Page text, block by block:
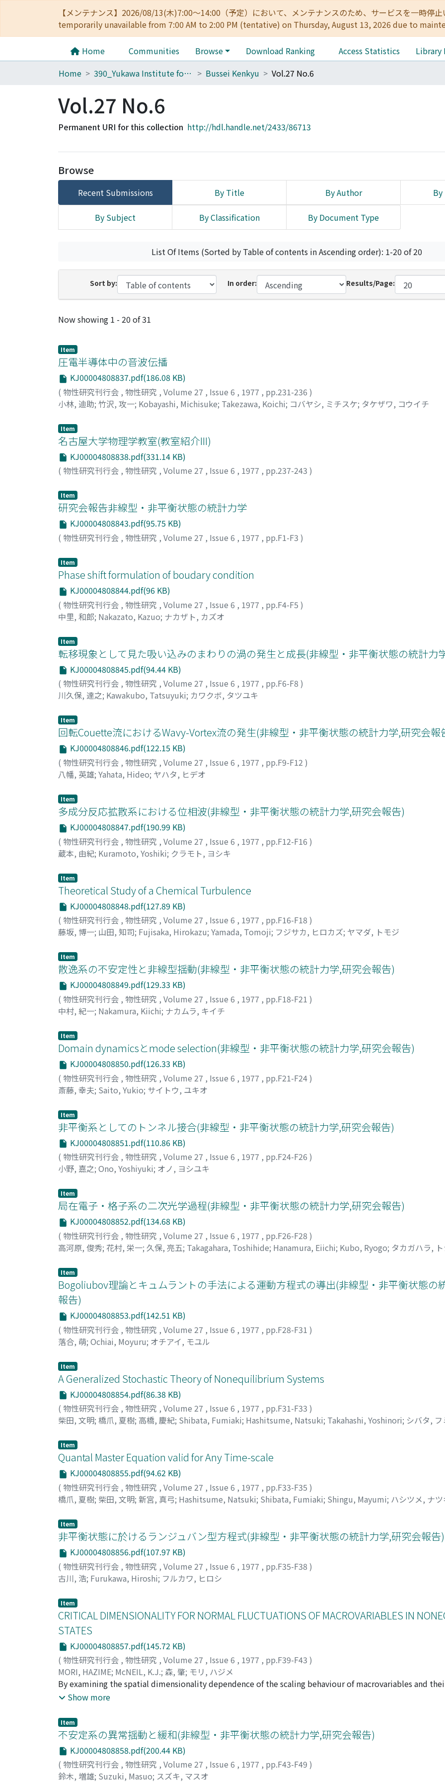
【メンテナンス】2026/08/13(木)7:00～14:00（予定）において、メンテナンスのため、サービスを一時
temporarily unavailable from 7:00 AM to 2:00 PM (tentative) on Thursday, August 13, 2026 due to
Home Communities Browse Download Ranking Access Statistics
Library
Home
390_Yukawa Institute for Theoretical Physics Bussei Kenkyu Vol.27 No.6
Vol.27 No.6
Permanent URI for this collection http://hdl.handle.net/2433/86713
Browse
Recent Submissions By Title By Author By
By Subject By Classification By Document Type
List Of Items (Sorted by Table of contents in Ascending order): 1-20 of 20
Sort by: In order: Results/Page:
Recent Submissions
Now showing 1 - 20 of 31
Item
圧電半導体中の音波伝播
KJ00004808837.pdf(186.08 KB)
( 物性研究刊行会 , 物性研究 , Volume 27 , Issue 6 , 1977 , pp.231-236 )
小林, 迪助; 竹沢, 攻一; Kobayashi, Michisuke; Takezawa, Koichi; コバヤシ, ミチスケ; タケザワ, コウイチ
Item
名古屋大学物理学教室(教室紹介III)
KJ00004808838.pdf(331.14 KB)
( 物性研究刊行会 , 物性研究 , Volume 27 , Issue 6 , 1977 , pp.237-243 )
Item
研究会報告非線型・非平衡状態の統計力学
KJ00004808843.pdf(95.75 KB)
( 物性研究刊行会 , 物性研究 , Volume 27 , Issue 6 , 1977 , pp.F1-F3 )
Item
Phase shift formulation of boudary condition
KJ00004808844.pdf(96 KB)
( 物性研究刊行会 , 物性研究 , Volume 27 , Issue 6 , 1977 , pp.F4-F5 )
中里, 和郎; Nakazato, Kazuo; ナカザト, カズオ
Item
転移現象として見た吸い込みのまわりの渦の発生と成長(非線型・非平衡状態の統計力
KJ00004808845.pdf(94.44 KB)
( 物性研究刊行会 , 物性研究 , Volume 27 , Issue 6 , 1977 , pp.F6-F8 )
川久保, 達之; Kawakubo, Tatsuyuki; カワクボ, タツユキ
Item
回転Couette流におけるWavy-Vortex流の発生(非線型・非平衡状態の統計力学,研究会報
KJ00004808846.pdf(122.15 KB)
( 物性研究刊行会 , 物性研究 , Volume 27 , Issue 6 , 1977 , pp.F9-F12 )
八幡, 英雄; Yahata, Hideo; ヤハタ, ヒデオ
Item
多成分反応拡散系における位相波(非線型・非平衡状態の統計力学,研究会報告)
KJ00004808847.pdf(190.99 KB)
( 物性研究刊行会 , 物性研究 , Volume 27 , Issue 6 , 1977 , pp.F12-F16 )
蔵本, 由紀; Kuramoto, Yoshiki; クラモト, ヨシキ
Item
Theoretical Study of a Chemical Turbulence
KJ00004808848.pdf(127.89 KB)
( 物性研究刊行会 , 物性研究 , Volume 27 , Issue 6 , 1977 , pp.F16-F18 )
藤坂, 博一; 山田, 知司; Fujisaka, Hirokazu; Yamada, Tomoji; フジサカ, ヒロカズ; ヤマダ, トモジ
Item
散逸系の不安定性と非線型揺動(非線型・非平衡状態の統計力学,研究会報告)
KJ00004808849.pdf(129.33 KB)
( 物性研究刊行会 , 物性研究 , Volume 27 , Issue 6 , 1977 , pp.F18-F21 )
中村, 紀一; Nakamura, Kiichi; ナカムラ, キイチ
Item
Domain dynamicsとmode selection(非線型・非平衡状態の統計力学,研究会報告)
KJ00004808850.pdf(126.33 KB)
( 物性研究刊行会 , 物性研究 , Volume 27 , Issue 6 , 1977 , pp.F21-F24)
斎藤, 幸夫; Saito, Yukio; サイトウ, ユキオ
Item
非平衡系としてのトンネル接合(非線型・非平衡状態の統計力学,研究会報告)
KJ00004808851.pdf(110.86 KB)
( 物性研究刊行会 , 物性研究 , Volume 27 , Issue 6 , 1977 , pp.F24-F26 )
小野, 嘉之; Ono, Yoshiyuki; オノ, ヨシユキ
Item
局在電子・格子系の二次光学過程(非線型・非平衡状態の統計力学,研究会報告)
KJ00004808852.pdf(134.68 KB)
( 物性研究刊行会 , 物性研究 , Volume 27 , Issue 6 , 1977 , pp.F26-F28 )
高河原, 俊秀; 花村, 栄一; 久保, 亮五; Takagahara, Toshihide; Hanamura, Eiichi; Kubo, Ryogo; タカガハラ,
Item
Bogoliubov理論とキュムラントの手法による運動方程式の導出(非線型・非平衡状態の
報告)
KJ00004808853.pdf(142.51 KB)
( 物性研究刊行会 , 物性研究 , Volume 27 , Issue 6 , 1977 , pp.F28-F31 )
落合, 萌; Ochiai, Moyuru; オチアイ, モユル
Item
A Generalized Stochastic Theory of Nonequilibrium Systems
KJ00004808854.pdf(86.38 KB)
( 物性研究刊行会 , 物性研究 , Volume 27 , Issue 6 , 1977 , pp.F31-F33 )
柴田, 文明; 橋爪, 夏樹; 高橋, 慶紀; Shibata, Fumiaki; Hashitsume, Natsuki; Takahashi, Yoshinori; シバタ,
Item
Quantal Master Equation valid for Any Time-scale
KJ00004808855.pdf(94.62 KB)
( 物性研究刊行会 , 物性研究 , Volume 27 , Issue 6 , 1977 , pp.F33-F35 )
橋爪, 夏樹; 柴田, 文明; 新宮, 真弓; Hashitsume, Natsuki; Shibata, Fumiaki; Shingu, Mayumi; ハシツメ, ナ
Item
非平衡状態に於けるランジュバン型方程式(非線型・非平衡状態の統計力学,研究会報告)
KJ00004808856.pdf(107.97 KB)
( 物性研究刊行会 , 物性研究 , Volume 27 , Issue 6 , 1977 , pp.F35-F38 )
古川, 浩; Furukawa, Hiroshi; フルカワ, ヒロシ
Item
CRITICAL DIMENSIONALITY FOR NORMAL FLUCTUATIONS OF MACROVARIABLES IN
STATES
KJ00004808857.pdf(145.72 KB)
( 物性研究刊行会 , 物性研究 , Volume 27 , Issue 6 , 1977 , pp.F39-F43 )
MORI, HAZIME; McNEIL, K.J.; 森, 肇; モリ, ハジメ
By examining the spatial dimensionality dependence of the scaling behaviour of macrovariables and
condition for normal fluctuations in non-equilibrium systems is examined. It is found that there is a
linear non-Gaussian.
Show more
Item
不安定系の異常揺動と緩和(非線型・非平衡状態の統計力学,研究会報告)
KJ00004808858.pdf(200.44 KB)
( 物性研究刊行会 , 物性研究 , Volume 27 , Issue 6 , 1977 , pp.F43-F49 )
鈴木, 増雄; Suzuki, Masuo; スズキ, マスオ